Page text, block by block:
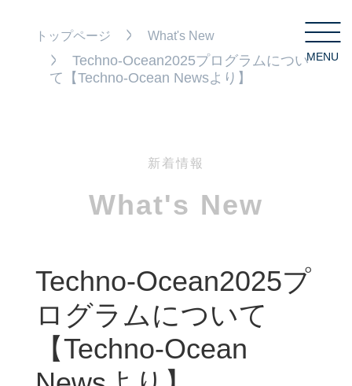
MENU
トップページ What's New
Techno-Ocean2025プログラムについ
て【Techno-Ocean Newsより】
新着情報
What's New
Techno-Ocean2025プ
ログラムについて
【Techno-Ocean